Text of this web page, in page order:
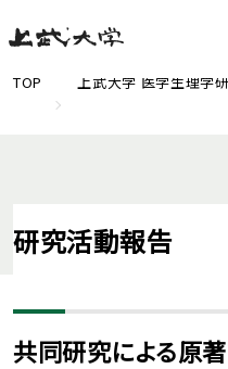
研究活動報告
TOP 上武大学 医学生理学
共同研究による原